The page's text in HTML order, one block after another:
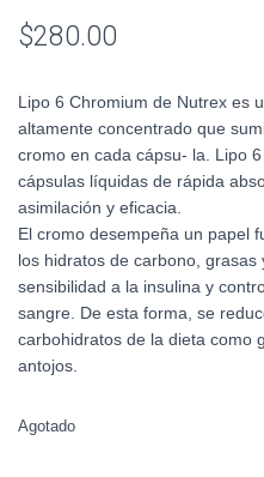
$280.00
Lipo 6 Chromium de Nutrex es
altamente concentrado que
cromo en cada cápsu- la. Lipo
cápsulas líquidas de rápida
asimilación y eficacia.
El cromo desempeña un papel
los hidratos de carbono,
sensibilidad a la insulina y
sangre. De esta forma, se
carbohidratos de la dieta como
antojos.
Agotado